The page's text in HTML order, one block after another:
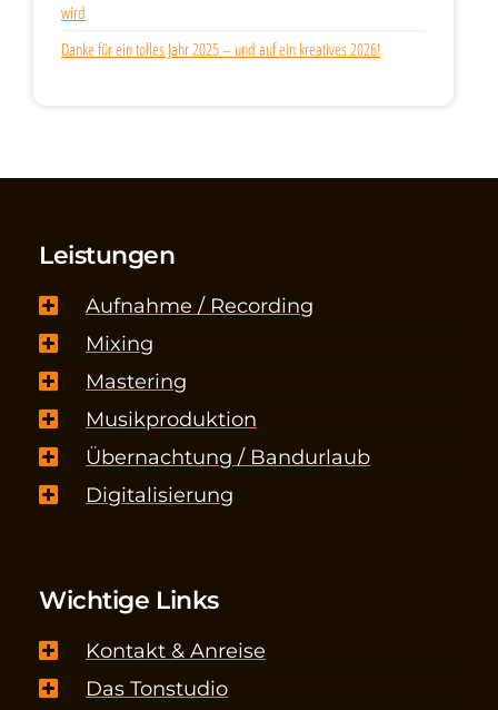
wird
Danke für ein tolles Jahr 2025 – und auf ein kreatives 2026!
Leistungen
Aufnahme / Recording
Mixing
Mastering
Musikproduktion
Übernachtung / Bandurlaub
Digitalisierung
Wichtige Links
Kontakt & Anreise
Das Tonstudio